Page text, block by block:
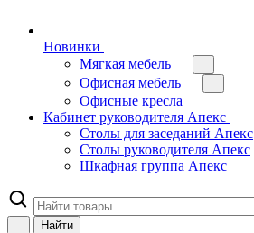
Новинки
Мягкая мебель
Офисная мебель
Офисные кресла
Кабинет руководителя Апекс
Столы для заседаний Апекс
Столы руководителя Апекс
Шкафная группа Апекс
Найти